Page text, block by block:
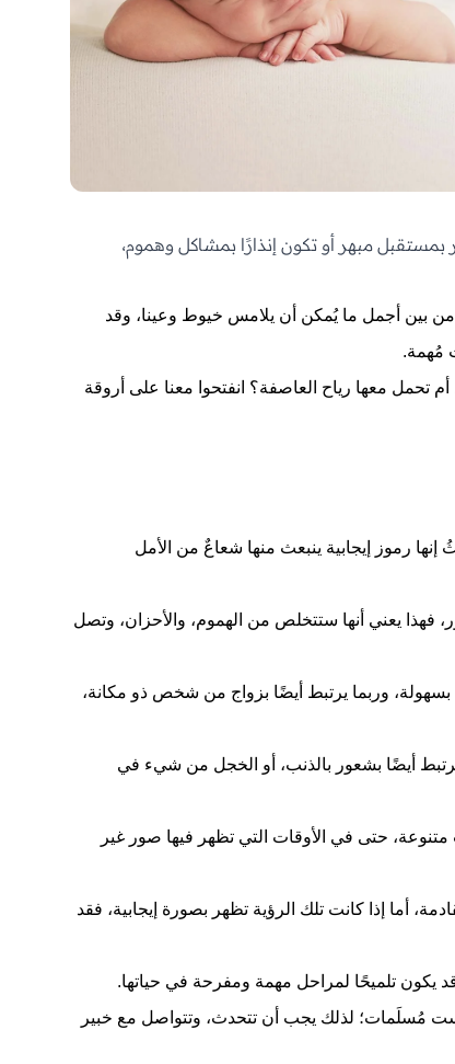
مبهر أو تكون إنذارًا بمشاكل وهموم،
من بين أجمل ما يُمكن أن يلامس خيوط وعينا، وقد
مُهمة.
تحمل معها رياح العاصفة؟ انفتحوا معنا على أروقة
رموز إيجابية ينبعث منها شعاعٌ من الأمل
فهذا يعني أنها ستتخلص من الهموم، والأحزان، وتصل
بسهولة، وربما يرتبط أيضًا بزواج من شخص ذو مكانة،
ترتبط أيضًا بشعور بالذنب، أو الخجل من شيء في
حتى في الأوقات التي تظهر فيها صور غير
أما إذا كانت تلك الرؤية تظهر بصورة إيجابية، فقد
وقد يكون تلميحًا لمراحل مهمة ومفرحة في حياتها.
مُسلَمات؛ لذلك يجب أن تتحدث، وتتواصل مع خبير